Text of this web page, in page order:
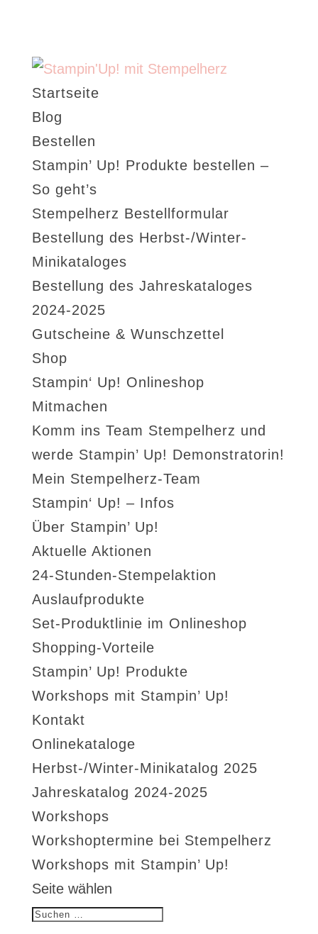
Startseite
Blog
Bestellen
Stampin’ Up! Produkte bestellen –
So geht’s
Stempelherz Bestellformular
Bestellung des Herbst-/Winter-
Minikataloges
Bestellung des Jahreskataloges
2024-2025
Gutscheine & Wunschzettel
Shop
Stampin‘ Up! Onlineshop
Mitmachen
Komm ins Team Stempelherz und
werde Stampin’ Up! Demonstratorin!
Mein Stempelherz-Team
Stampin‘ Up! – Infos
Über Stampin’ Up!
Aktuelle Aktionen
24-Stunden-Stempelaktion
Auslaufprodukte
Set-Produktlinie im Onlineshop
Shopping-Vorteile
Stampin’ Up! Produkte
Workshops mit Stampin’ Up!
Kontakt
Onlinekataloge
Herbst-/Winter-Minikatalog 2025
Jahreskatalog 2024-2025
Workshops
Workshoptermine bei Stempelherz
Workshops mit Stampin’ Up!
Seite wählen